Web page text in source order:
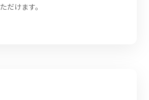
だけます。